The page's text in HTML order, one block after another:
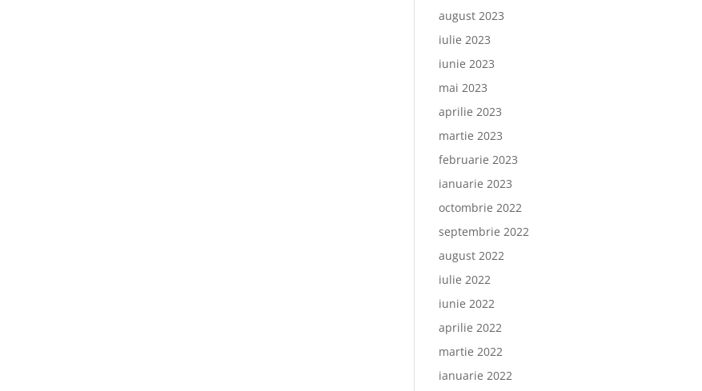
august 2023
iulie 2023
iunie 2023
mai 2023
aprilie 2023
martie 2023
februarie 2023
ianuarie 2023
octombrie 2022
septembrie 2022
august 2022
iulie 2022
iunie 2022
aprilie 2022
martie 2022
ianuarie 2022